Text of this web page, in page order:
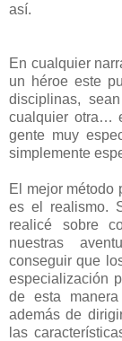
así.
En cualquier
un héroe este
disciplinas,
cualquier otra…
gente muy
simplemente
El mejor método
es el realismo.
realicé sobre
nuestras
conseguir que
especialización
de esta
además de
las